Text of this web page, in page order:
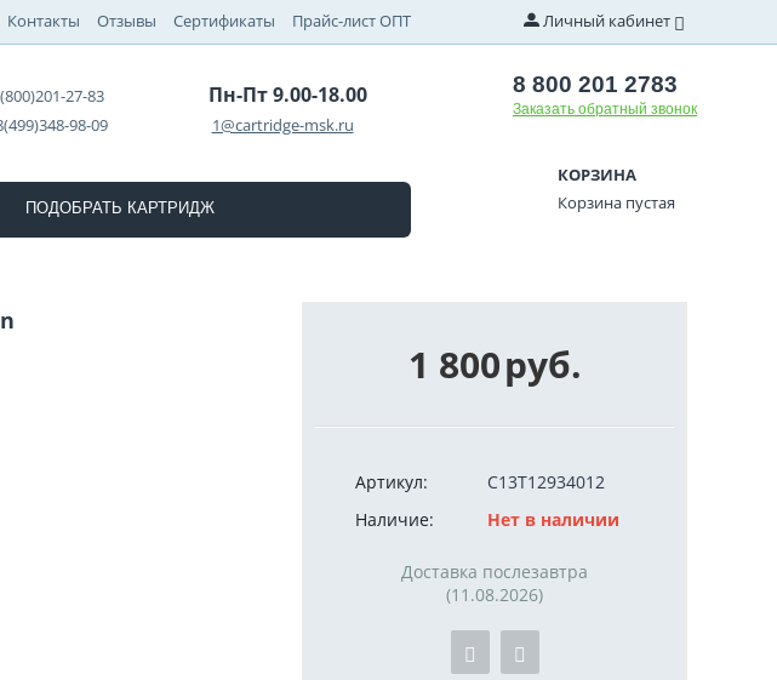
Контакты Отзывы Сертификаты Прайс-лист ОПТ Личный кабинет
27-83
98-09
Пн-Пт 9.00-18.00
1@cartridge-msk.ru
8 800 201 2783
Заказать обратный звонок
ПОДОБРАТЬ КАРТРИДЖ
КОРЗИНА
Корзина пустая
1 800руб.
Артикул:
C13T12934012
Наличие:
Нет в наличии
Доставка послезавтра
(11.08.2026)